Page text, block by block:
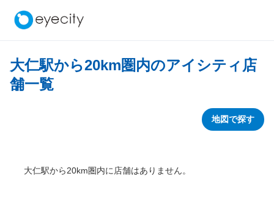
大仁駅から20km圏内のアイシティ店
舗一覧
地図で探す
大仁駅から20km圏内に店舗はありません。